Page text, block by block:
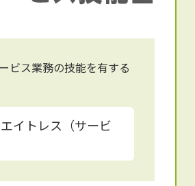
ビス業務の技能を有する
イトレス（サービ